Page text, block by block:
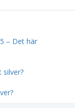
– Det här
silver?